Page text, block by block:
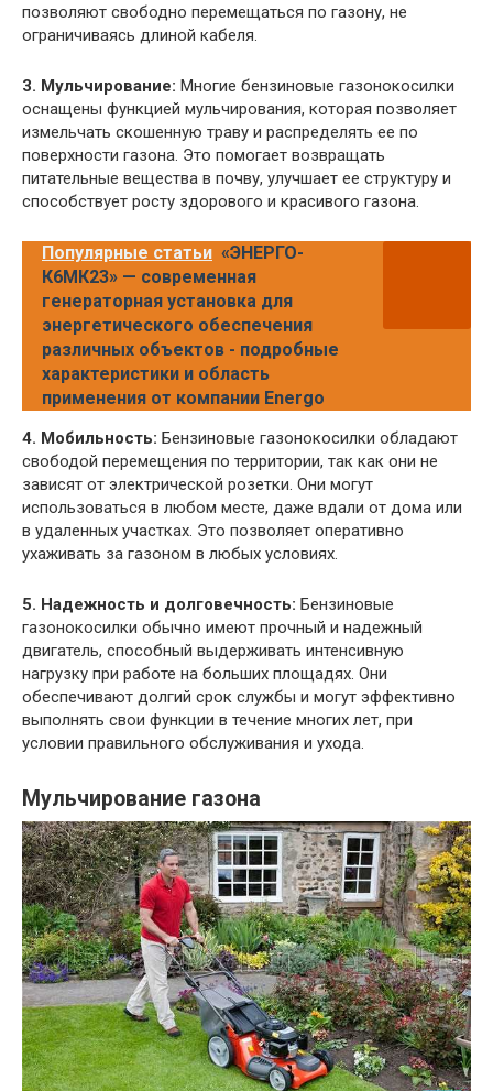
позволяют свободно перемещаться по газону, не
ограничиваясь длиной кабеля.
3. Мульчирование: Многие бензиновые газонокосилки
оснащены функцией мульчирования, которая позволяет
измельчать скошенную траву и распределять ее по
поверхности газона. Это помогает возвращать
питательные вещества в почву, улучшает ее структуру и
способствует росту здорового и красивого газона.
Популярные статьи «ЭНЕРГО-
К6МК23» — современная
генераторная установка для
энергетического обеспечения
различных объектов - подробные
характеристики и область
применения от компании Energo
4. Мобильность: Бензиновые газонокосилки обладают
свободой перемещения по территории, так как они не
зависят от электрической розетки. Они могут
использоваться в любом месте, даже вдали от дома или
в удаленных участках. Это позволяет оперативно
ухаживать за газоном в любых условиях.
5. Надежность и долговечность: Бензиновые
газонокосилки обычно имеют прочный и надежный
двигатель, способный выдерживать интенсивную
нагрузку при работе на больших площадях. Они
обеспечивают долгий срок службы и могут эффективно
выполнять свои функции в течение многих лет, при
условии правильного обслуживания и ухода.
Мульчирование газона